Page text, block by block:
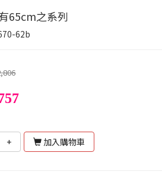
65cm之系列
62b
+ 加入購物車